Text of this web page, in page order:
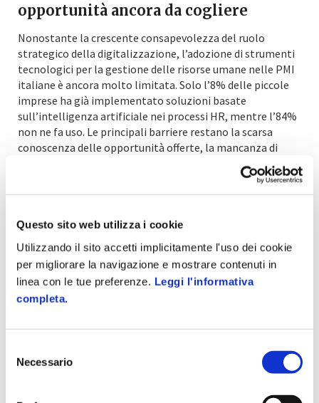
Questo sito web utilizza i cookie
Utilizzando il sito accetti implicitamente l'uso dei cookie
per migliorare la navigazione e mostrare contenuti in
linea con le tue preferenze. Leggi l'informativa
completa.
delNecessario
opportunità ancora da cogliere
Nonostante la crescente consapevolezza del ruolo
strategico della digitalizzazione, l’adozione di strumenti
tecnologici per la gestione delle risorse umane nelle PMI
italiane è ancora molto limitata. Solo l’8% delle piccole
imprese ha già implementato soluzioni basate
sull’intelligenza artificiale nei processi HR, mentre l’84%
non ne fa uso. Le principali barriere restano la scarsa
conoscenza delle opportunità offerte, la mancanza di
competenze specifiche e le resistenze culturali.
Anche l’utilizzo di software HR rimane marginale: secondo
piccole aziende non utilizza strumenti specifici per il
recruiting e solo il 22% delle medie imprese ha adottato
soluzioni dedicate. Un dato che evidenzia un ampio
margine di miglioramento.
Eppure, gli strumenti digitali dimostrano che esistono
esigenze delle PMI. Dalla timbratura via app alla
selezione automatizzata con AI, fino alla comunicazione
interna e al monitoraggio delle performance, la